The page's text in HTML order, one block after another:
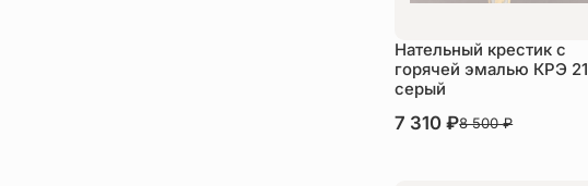
Нательный крестик с
горячей эмалью КРЭ 21
серый
В наличии
7 310₽8 500₽